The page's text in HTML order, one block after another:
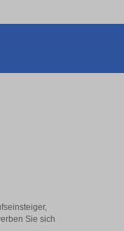
Sie sich